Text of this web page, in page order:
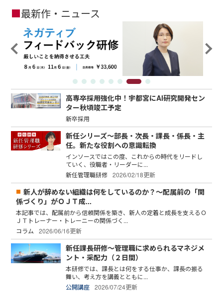
■最新作・ニュース
高専卒採用強化中！宇都宮にAI研究開発セン
ター秋頃竣工予定
新卒採用
新任シリーズ～部長・次長・課長・係長・主
任。新たな役割への意識転換
インソースではこの度、これからの時代をリードし
ていく、役職者・リーダーに...
新任管理職研修 2026/02/18更新
新人が辞めない組織は何をしているのか？～配属前の「関
係づくり」がＯＪＴ成...
本記事では、配属前から信頼関係を築き、新人の定着と成長を支えるＯ
ＪＴトレーナー・トレーニーの関係づく...
コラム
2026/06/16更新
新任課長研修～管理職に求められるマネジメ
ント・采配力（２日間）
本研修では、課長とは何をする仕事か、課長の振る
舞い、考え方を講義とともに...
公開講座 2026/07/24更新